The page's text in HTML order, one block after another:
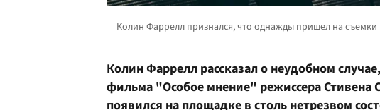
Колин Фаррелл рассказал о неудобном
фильма "Особое мнение" режиссера Стивена
появился на площадке в столь нетрезвом